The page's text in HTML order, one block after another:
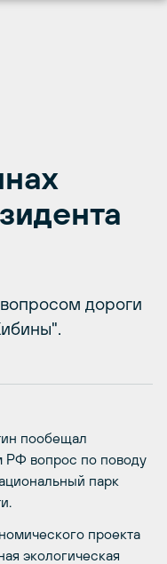
дороги
пообещал
РФ вопрос по поводу
парк
проекта
экологическая